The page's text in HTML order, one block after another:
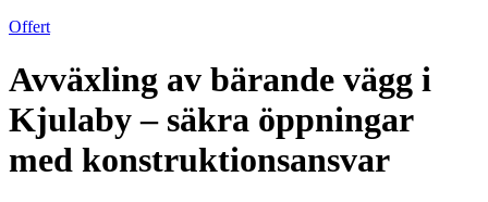
Offert
Avväxling av bärande vägg i
Kjulaby – säkra öppningar
med konstruktionsansvar